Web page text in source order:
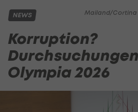
Mailand/Cortina
NEWS
Korruption?
Olympia 2026